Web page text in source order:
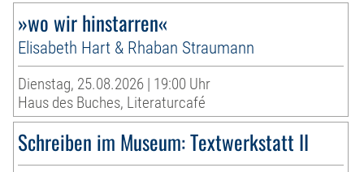
»wo wir hinstarren«
Elisabeth Hart & Rhaban Straumann
Dienstag, 25.08.2026 | 19:00 Uhr
Haus des Buches, Literaturcafé
Schreiben im Museum: Textwerkstatt II